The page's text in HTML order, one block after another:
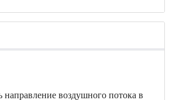
воздушного потока в